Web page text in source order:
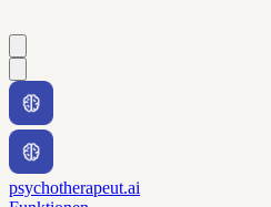
psychotherapeut.ai